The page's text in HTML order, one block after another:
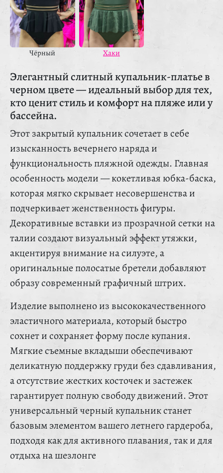
Чёрный Хаки
Элегантный слитный купальник-платье в
черном цвете — идеальный выбор для тех,
кто ценит стиль и комфорт на пляже или у
бассейна.
Этот закрытый купальник сочетает в себе
изысканность вечернего наряда и
функциональность пляжной одежды. Главная
особенность модели — кокетливая юбка-баска,
которая мягко скрывает несовершенства и
подчеркивает женственность фигуры.
Декоративные вставки из прозрачной сетки на
талии создают визуальный эффект утяжки,
акцентируя внимание на силуэте, а
оригинальные полосатые бретели добавляют
образу современный графичный штрих.
Изделие выполнено из высококачественного
эластичного материала, который быстро
сохнет и сохраняет форму после купания.
Мягкие съемные вкладыши обеспечивают
деликатную поддержку груди без сдавливания,
а отсутствие жестких косточек и застежек
гарантирует полную свободу движений. Этот
универсальный черный купальник станет
базовым элементом вашего летнего гардероба,
подходя как для активного плавания, так и для
отдыха на шезлонге